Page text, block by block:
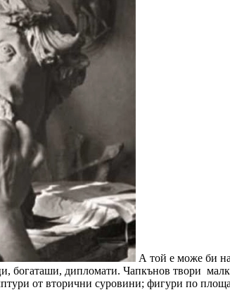
А той е може би
богаташи, дипломати. Чапкънов твори
от вторични суровини; фигури по